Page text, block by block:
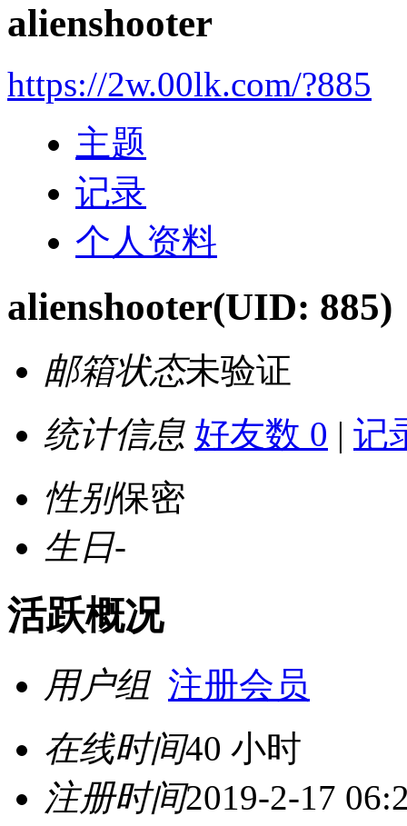
alienshooter
https://2w.00lk.com/?885
主题
记录
个人资料
alienshooter(UID: 885)
邮箱状态未验证
统计信息 好友数 0 | 记
性别保密
生日-
活跃概况
用户组 注册会员
在线时间40 小时
注册时间2019-2-17